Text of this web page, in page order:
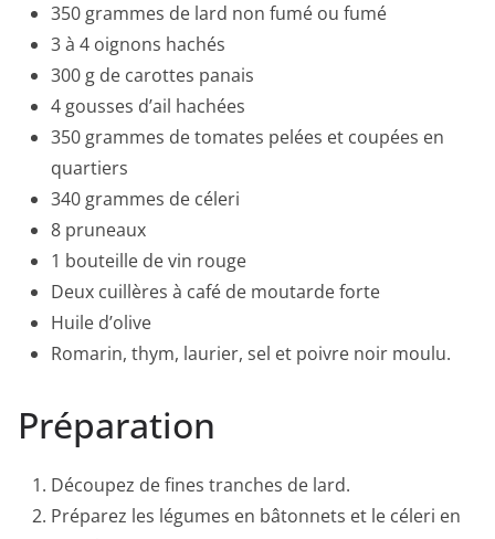
350 grammes de lard non fumé ou fumé
3 à 4 oignons hachés
300 g de carottes panais
4 gousses d’ail hachées
350 grammes de tomates pelées et coupées en
quartiers
340 grammes de céleri
8 pruneaux
1 bouteille de vin rouge
Deux cuillères à café de moutarde forte
Huile d’olive
Romarin, thym, laurier, sel et poivre noir moulu.
Préparation
Découpez de fines tranches de lard.
Préparez les légumes en bâtonnets et le céleri en